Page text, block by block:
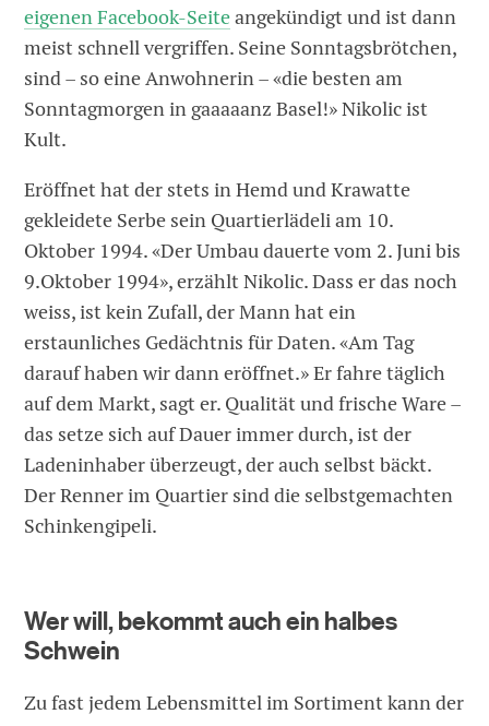
eigenen Facebook-Seiteangekündigt und ist dann
meist schnell vergriffen. Seine Sonntagsbrötchen,
sind – so eine Anwohnerin – «die besten am
Sonntagmorgen in gaaaaanz Basel!» Nikolic ist
Kult.
Eröffnet hat der stets in Hemd und Krawatte
gekleidete Serbe sein Quartierlädeli am 10.
Oktober 1994. «Der Umbau dauerte vom 2. Juni bis
9.Oktober 1994», erzählt Nikolic. Dass er das noch
weiss, ist kein Zufall, der Mann hat ein
erstaunliches Gedächtnis für Daten. «Am Tag
darauf haben wir dann eröffnet.» Er fahre täglich
auf dem Markt, sagt er. Qualität und frische Ware –
das setze sich auf Dauer immer durch, ist der
Ladeninhaber überzeugt, der auch selbst bäckt.
Der Renner im Quartier sind die selbstgemachten
Schinkengipeli.
Wer will, bekommt auch ein halbes
Schwein
Zu fast jedem Lebensmittel im Sortiment kann der